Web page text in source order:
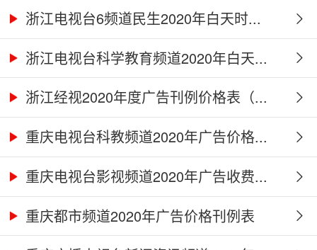
浙江电视台6频道民生2020年白天时...
浙江电视台科学教育频道2020年白天...
浙江经视2020年度广告刊例价格表（...
重庆电视台科教频道2020年广告价格...
重庆电视台影视频道2020年广告收费...
重庆都市频道2020年广告价格刊例表